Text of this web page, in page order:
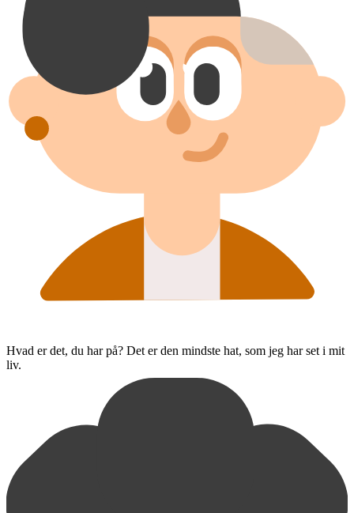
Hvad er det, du har på? Det er den mindste hat, som jeg har set i mit
liv.